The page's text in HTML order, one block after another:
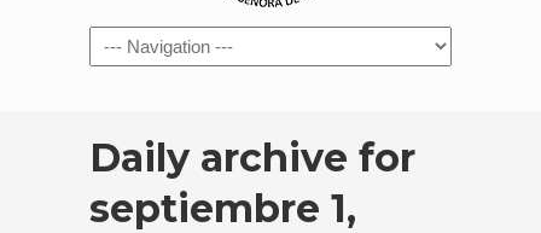
Navigation
Daily archive for
septiembre 1,